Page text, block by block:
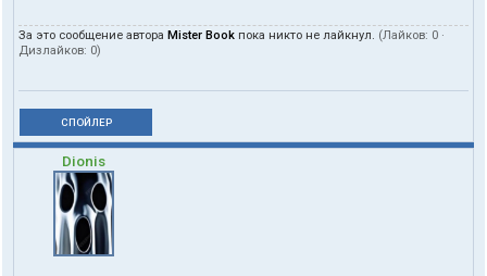
За это сообщение автора Mister Book пока никто не лайкнул. (Лайков: 0 ·
Дизлайков: 0)
СПОЙЛЕР
Dionis